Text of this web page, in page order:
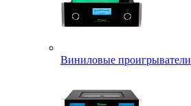
Виниловые проигрыватели